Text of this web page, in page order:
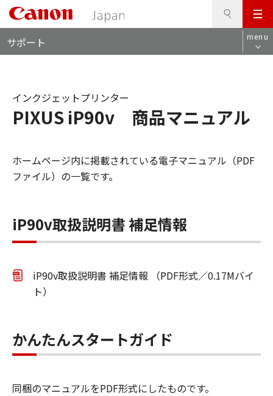
メ
ニ
ュ
サポート menu
PIXUS iP90v 商品マニュアル
インクジェットプリンター
ホームページ内に掲載されている電子マニュアル（PDF
ファイル）の一覧です。
iP90v取扱説明書 補足情報
iP90v取扱説明書 補足情報 （PDF形式／0.17Mバイ
ト）
かんたんスタートガイド
同梱のマニュアルをPDF形式にしたものです。